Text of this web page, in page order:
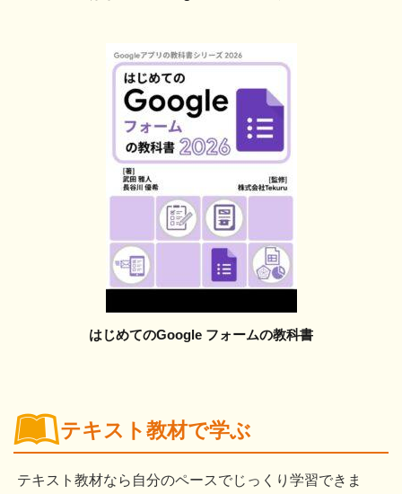
はじめてのGoogle フォームの教科書
テキスト教材で学ぶ
テキスト教材なら自分のペースでじっくり学習できま